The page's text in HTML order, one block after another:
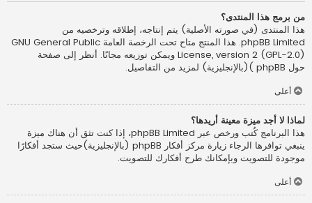
من برمج هذا المنتدى؟
هذا المنتدى (في صورته الأصلية) يتم إنتاجه، إطلاقه وترخصيه من
phpBB Limited
. هذا المنتج متاح تحت الرخصة العامة GNU General Public
License, version 2 (GPL-2.0) ويمكن توزيعه مجانًا. أنظر إلى صفحة
حول phpBB )(بالإنجليزية)
لمزيد من التفاصيل.
أعلى
لماذا لا أجد ميزة معينة أريدها؟
هذا البرنامج كُتب ورخص عبر phpBB Limited، إذا كنت تثق أن هناك ميزة
ينبغي توافرها الرجاء زيارة مركز أفكار phpBB (بالإنجليزية)
حيث ستجد أفكارًا
موجودة للتصويت وبإمكانك طرح أفكارك للتصويت.
أعلى